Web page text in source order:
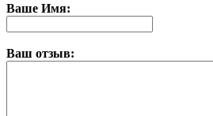
Ваше Имя:
Ваш отзыв: